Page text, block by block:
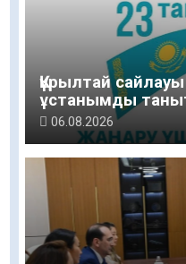
Құрылтай
ұстанымды
қадам
06.08.2026